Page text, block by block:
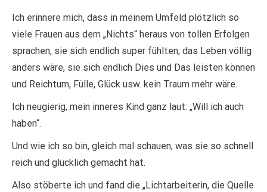
Ich erinnere mich, dass in meinem Umfeld plötzlich so
viele Frauen aus dem „Nichts“ heraus von tollen Erfolgen
sprachen, sie sich endlich super fühlten, das Leben völlig
anders wäre, sie sich endlich Dies und Das leisten können
und Reichtum, Fülle, Glück usw. kein Traum mehr wäre.
Ich neugierig, mein inneres Kind ganz laut: „Will ich auch
haben“.
Und wie ich so bin, gleich mal schauen, was sie so schnell
reich und glücklich gemacht hat.
Also stöberte ich und fand die „Lichtarbeiterin, die Quelle